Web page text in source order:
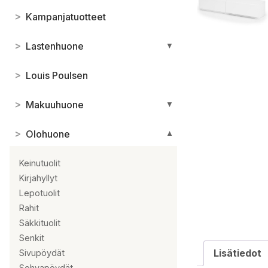
> Kampanjatuotteet
> Lastenhuone ▼
> Louis Poulsen
> Makuuhuone ▼
> Olohuone ▼
Keinutuolit
Kirjahyllyt
Lepotuolit
Rahit
Säkkituolit
Senkit
Sivupöydät
Lisätiedot